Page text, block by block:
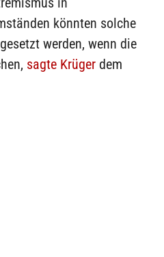
könnten solche
werden, wenn die
sagte Krügerdem